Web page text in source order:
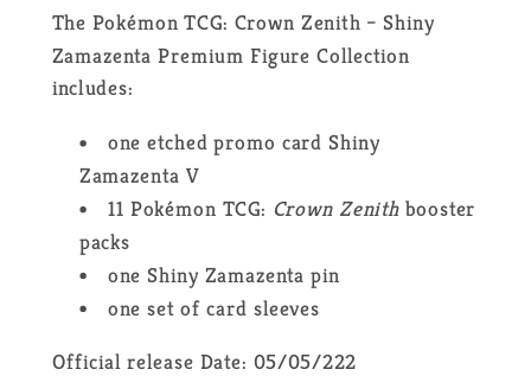
Figure
Collection
-
EN
Figure
Collection
The Pokémon TCG: Crown Zenith – Shiny
Zamazenta Premium Figure Collection
includes:
one etched promo card Shiny
Zamazenta V
11 Pokémon TCG: Crown Zenithbooster
packs
one Shiny Zamazenta pin
one set of card sleeves
Official release Date: 05/05/222